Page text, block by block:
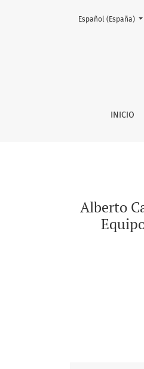
Alberto
INICIO
Cambiar el idioma.
Español (España)
Alberto